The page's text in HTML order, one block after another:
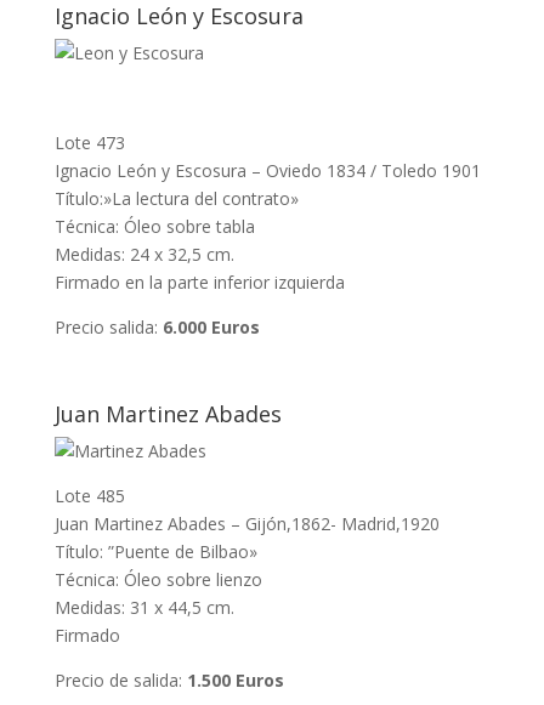
Ignacio León y Escosura
Lote 473
Ignacio León y Escosura – Oviedo 1834 / Toledo 1901
Título:»La lectura del contrato»
Técnica: Óleo sobre tabla
Medidas: 24 x 32,5 cm.
Firmado en la parte inferior izquierda
Precio salida: 6.000 Euros
Juan Martinez Abades
Lote 485
Juan Martinez Abades – Gijón,1862- Madrid,1920
Título: ”Puente de Bilbao»
Técnica: Óleo sobre lienzo
Medidas: 31 x 44,5 cm.
Firmado
Precio de salida: 1.500 Euros